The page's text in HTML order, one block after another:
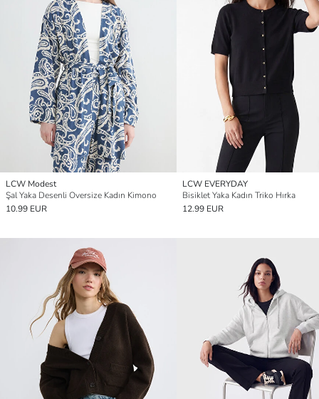
LCW Modest
Şal Yaka Desenli Oversize Kadın Kimono
10.99 EUR
LCW EVERYDAY
Bisiklet Yaka Kadın Triko Hırka
12.99 EUR